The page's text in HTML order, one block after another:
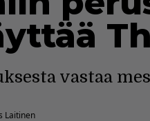
vastaa
Laitinen